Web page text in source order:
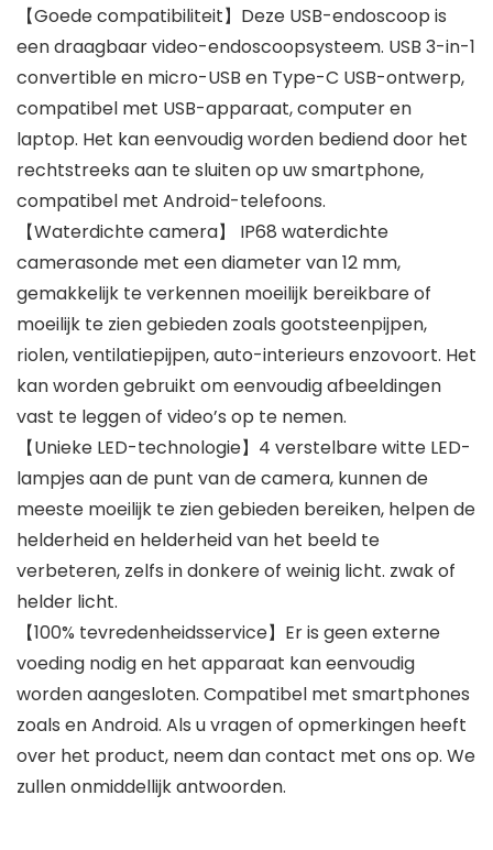
【Goede compatibiliteit】Deze USB-endoscoop is
een draagbaar video-endoscoopsysteem. USB 3-in-1
convertible en micro-USB en Type-C USB-ontwerp,
compatibel met USB-apparaat, computer en
laptop. Het kan eenvoudig worden bediend door het
rechtstreeks aan te sluiten op uw smartphone,
compatibel met Android-telefoons.
【Waterdichte camera】 IP68 waterdichte
camerasonde met een diameter van 12 mm,
gemakkelijk te verkennen moeilijk bereikbare of
moeilijk te zien gebieden zoals gootsteenpijpen,
riolen, ventilatiepijpen, auto-interieurs enzovoort. Het
kan worden gebruikt om eenvoudig afbeeldingen
vast te leggen of video’s op te nemen.
【Unieke LED-technologie】4 verstelbare witte LED-
lampjes aan de punt van de camera, kunnen de
meeste moeilijk te zien gebieden bereiken, helpen de
helderheid en helderheid van het beeld te
verbeteren, zelfs in donkere of weinig licht. zwak of
helder licht.
【100% tevredenheidsservice】Er is geen externe
voeding nodig en het apparaat kan eenvoudig
worden aangesloten. Compatibel met smartphones
zoals en Android. Als u vragen of opmerkingen heeft
over het product, neem dan contact met ons op. We
zullen onmiddellijk antwoorden.